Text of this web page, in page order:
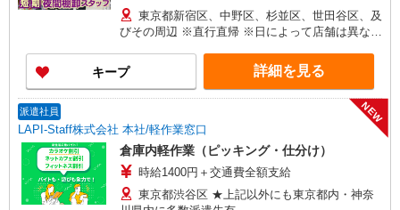
出勤インセンティブあり！ 初日出勤日と出勤5日
目に各5,000円支給♪（規定有） ＼日払いOK／ 急
な出費の時も安心♪ 働いた分を給料日前に受け取
れます！
東京都新宿区、中野区、杉並区、世田谷区、及
びその周辺 ※直行直帰 ※日によって店舗は異なり
キープ 詳細を見る
派遣社員
LAPI-Staff株式会社 本社/軽作業窓口
NEW
倉庫内軽作業（ピッキング・仕分け）
時給1400円＋交通費全額支給
東京都渋谷区 ★上記以外にも東京都内・神奈